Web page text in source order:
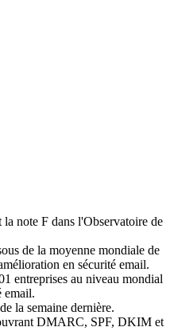
note F dans l'Observatoire de
de la moyenne mondiale de
en sécurité email.
entreprises au niveau mondial
email.
la semaine dernière.
DMARC, SPF, DKIM et